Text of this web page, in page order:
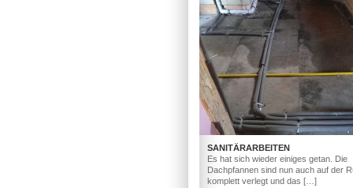
SANITÄRARBEITEN
Es hat sich wieder einiges getan. Die
Dachpfannen sind nun auch auf der
komplett verlegt und das […]